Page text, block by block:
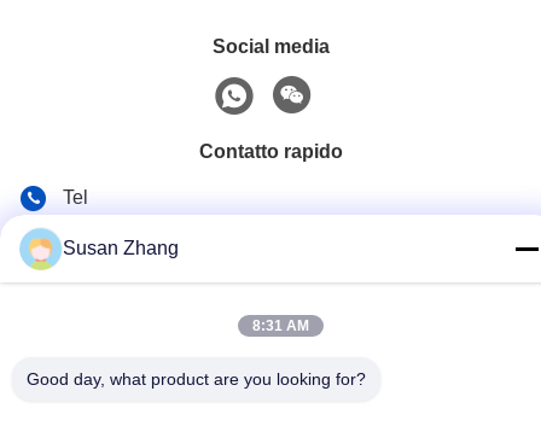
Social media
Contatto rapido
Tel
86--18021269661
E-mail
yolanda@chinesejinta.com
Susan Zhang
8:31 AM
Good day, what product are you looking for?